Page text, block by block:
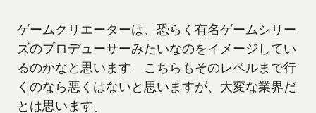
ゲームクリエーターは、恐らく有名ゲームシリー
ズのプロデューサーみたいなのをイメージしてい
るのかなと思います。こちらもそのレベルまで行
くのなら悪くはないと思いますが、大変な業界だ
とは思います。